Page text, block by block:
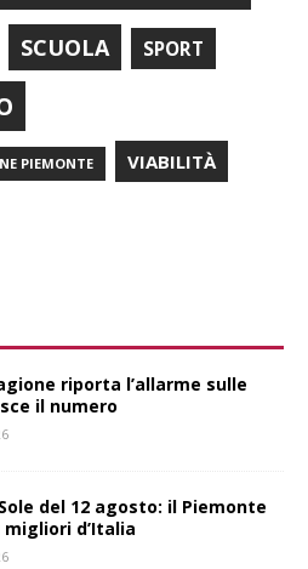
SCUOLA SPORT
PIEMONTE VIABILITÀ
riporta l’allarme sulle
il numero
del 12 agosto: il Piemonte
d’Italia